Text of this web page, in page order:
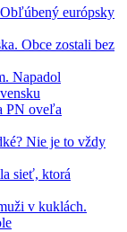
európsky
Obce zostali bez
Napadol
PN oveľa
Nie je to vždy
sieť, ktorá
v kuklách.